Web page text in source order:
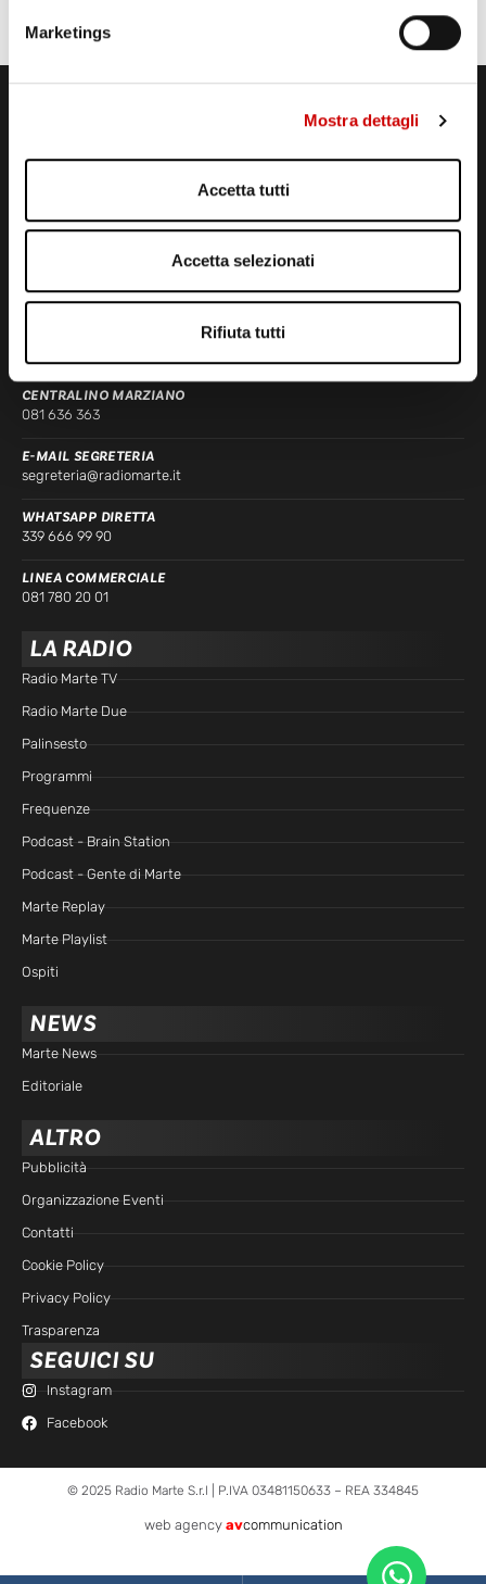
Marketings
Mostra dettagli
Accetta tutti
Accetta selezionati
Rifiuta tutti
STUDI DI REGISTRAZIONE
80144 – Napoli
CENTRALINO MARZIANO
081 636 363
E-MAIL SEGRETERIA
segreteria@radiomarte.it
WHATSAPP DIRETTA
339 666 99 90
LINEA COMMERCIALE
081 780 20 01
LA RADIO
Radio Marte TV
Radio Marte Due
Palinsesto
Programmi
Frequenze
Podcast - Brain Station
Podcast - Gente di Marte
Marte Replay
Marte Playlist
Ospiti
NEWS
Marte News
Editoriale
ALTRO
Pubblicità
Organizzazione Eventi
Contatti
Cookie Policy
Privacy Policy
Trasparenza
SEGUICI SU
Instagram
Facebook
© 2025 Radio Marte S.r.l | P.IVA 03481150633 – REA 334845
web agency avcommunication